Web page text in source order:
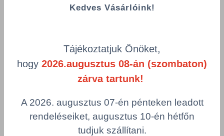
Összes termék (a rendezéshez - SZŰRÉS - kattints a lenti
grid.filter.title.mobile
Visszaállítás
g/m²
Szélesség Hosszúság
Kedves Vásárlóink!
Tájékoztatjuk Önöket,
hogy 2026.augusztus 08-án (szombaton)
zárva tartunk!
A 2026. augusztus 07-én pénteken leadott
rendeléseiket, augusztus 10-én hétfőn
tudjuk szállítani.